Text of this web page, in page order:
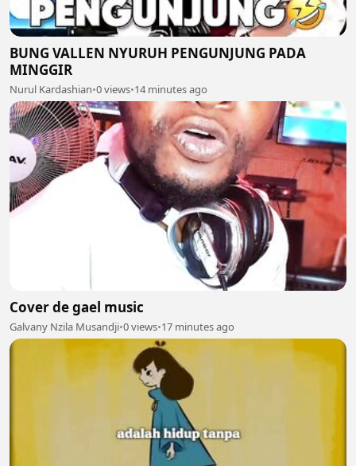
BUNG VALLEN NYURUH PENGUNJUNG PADA
MINGGIR
Nurul Kardashian•0 views•14 minutes ago
Cover de gael music
Galvany Nzila Musandji•0 views•17 minutes ago